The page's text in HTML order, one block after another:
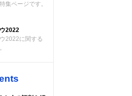
集ページです。
2022
2022に関する